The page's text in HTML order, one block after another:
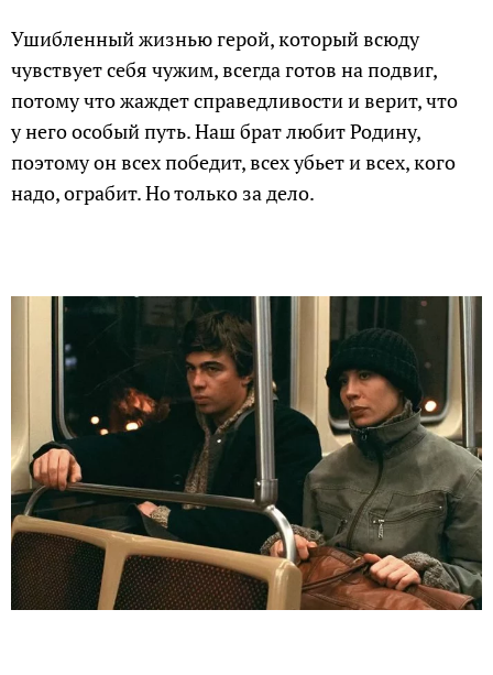
Ушибленный жизнью герой, который всюду
чувствует себя чужим, всегда готов на подвиг,
потому что жаждет справедливости и верит, что
у него особый путь. Наш брат любит Родину,
поэтому он всех победит, всех убьет и всех, кого
надо, ограбит. Но только за дело.